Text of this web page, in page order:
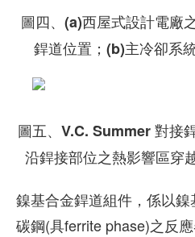
圖四、(a)西屋式設計電廠
銲道位置；(b)主冷卻系
圖五、V.C. Summer 對接
沿銲接部位之熱影響區穿
鎳基合金銲道組件，係以
碳鋼(具ferrite phase)之反